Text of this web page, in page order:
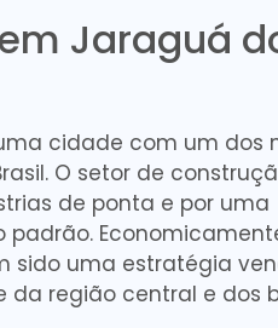
Jaraguá
cidade com um dos
O setor de
de ponta e por uma
sido uma estratégia
região central e dos